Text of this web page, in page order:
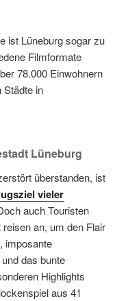
ist Lüneburg sogar zu
Filmformate
78.000 Einwohnern
Städte in
Lüneburg
überstanden, ist
vieler
auch Touristen
an, um den Flair
imposante
das bunte
Highlights
aus 41